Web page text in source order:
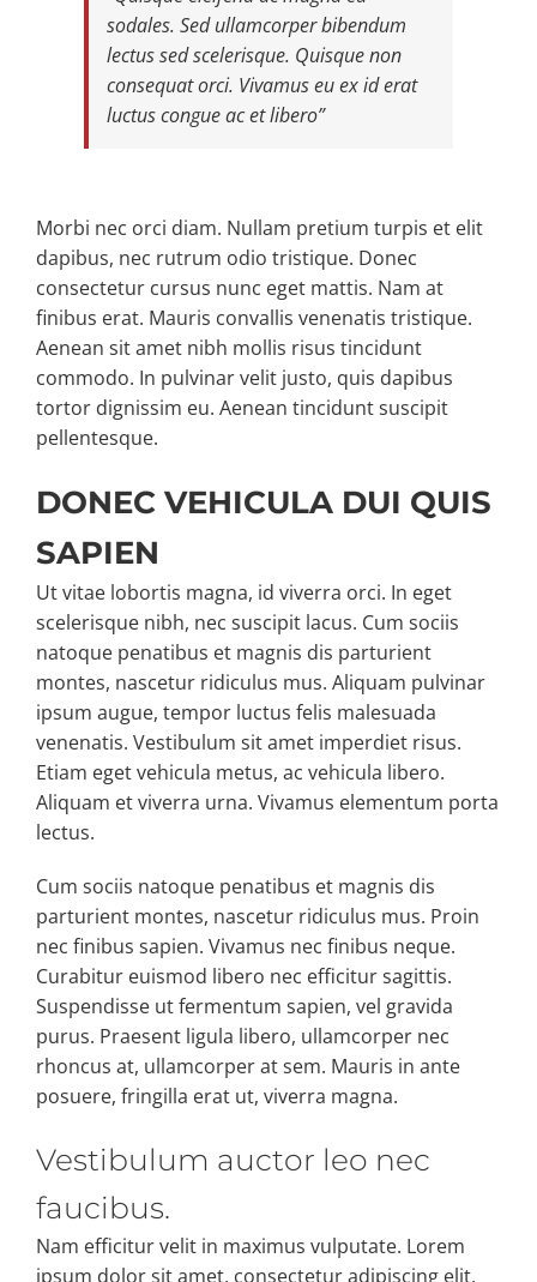
Property Types
Selling Your Property
About Curtis & Mariana
Contact
sodales. Sed ullamcorper bibendum
lectus sed scelerisque. Quisque non
consequat orci. Vivamus eu ex id erat
luctus congue ac et libero”
Morbi nec orci diam. Nullam pretium turpis et elit
dapibus, nec rutrum odio tristique. Donec
consectetur cursus nunc eget mattis. Nam at
finibus erat. Mauris convallis venenatis tristique.
Aenean sit amet nibh mollis risus tincidunt
commodo. In pulvinar velit justo, quis dapibus
tortor dignissim eu. Aenean tincidunt suscipit
pellentesque.
DONEC VEHICULA DUI QUIS
SAPIEN
Ut vitae lobortis magna, id viverra orci. In eget
scelerisque nibh, nec suscipit lacus. Cum sociis
natoque penatibus et magnis dis parturient
montes, nascetur ridiculus mus. Aliquam pulvinar
ipsum augue, tempor luctus felis malesuada
venenatis. Vestibulum sit amet imperdiet risus.
Etiam eget vehicula metus, ac vehicula libero.
Aliquam et viverra urna. Vivamus elementum porta
lectus.
Cum sociis natoque penatibus et magnis dis
parturient montes, nascetur ridiculus mus. Proin
nec finibus sapien. Vivamus nec finibus neque.
Curabitur euismod libero nec efficitur sagittis.
Suspendisse ut fermentum sapien, vel gravida
purus. Praesent ligula libero, ullamcorper nec
rhoncus at, ullamcorper at sem. Mauris in ante
posuere, fringilla erat ut, viverra magna.
Vestibulum auctor leo nec
faucibus.
Nam efficitur velit in maximus vulputate. Lorem
ipsum dolor sit amet, consectetur adipiscing elit.